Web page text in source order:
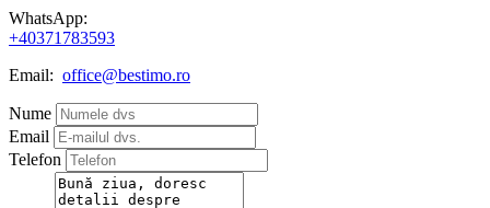
WhatsApp:
+40371783593
Email: office@bestimo.ro
Nume
Email
Telefon